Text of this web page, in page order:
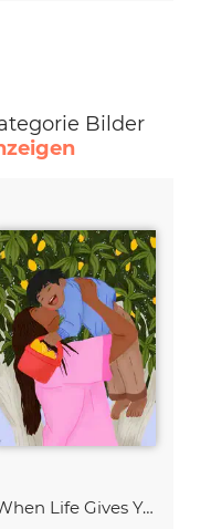
Bilder
When Life Gives You Lemons